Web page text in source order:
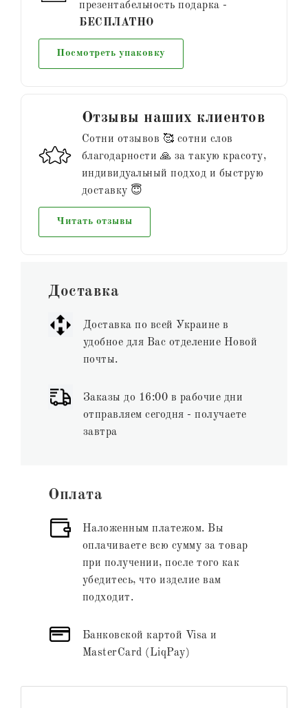
презентабельность подарка -
БЕСПЛАТНО
Посмотреть упаковку
Отзывы наших клиентов
Сотни отзывов 🥰 сотни слов
благодарности 🙏 за такую красоту,
индивидуальный подход и быструю
доставку 😇
Читать отзывы
Доставка
Доставка по всей Украине в
удобное для Вас отделение Новой
почты.
Заказы до 16:00 в рабочие дни
отправляем сегодня - получаете
завтра
Оплата
Наложенным платежом. Вы
оплачиваете всю сумму за товар
при получении, после того как
убедитесь, что изделие вам
подходит.
Банковской картой Visa и
MasterCard (LiqPay)